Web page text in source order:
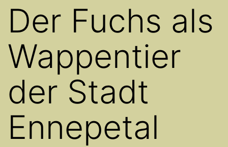
Ennepetal
Der Fuchs als
Wappentier
der Stadt
Ennepetal